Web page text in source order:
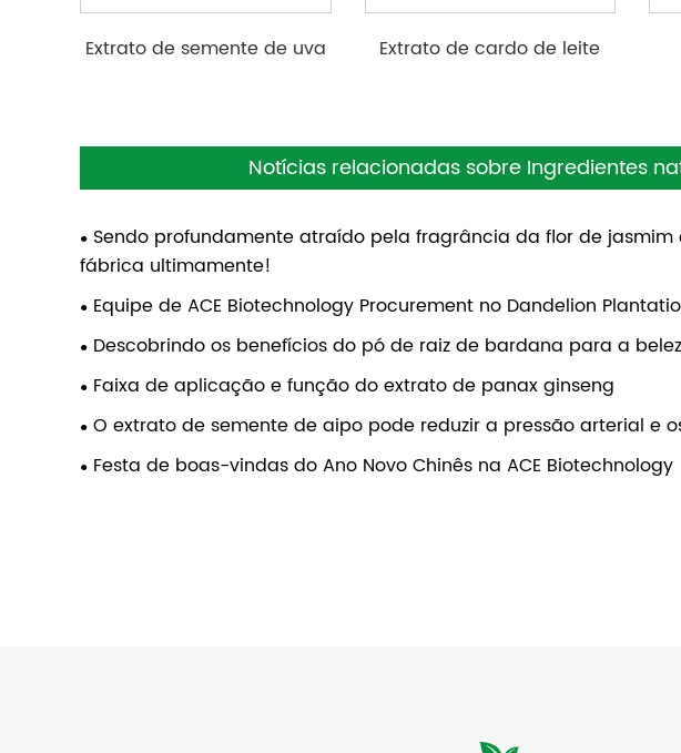
Extrato de semente de uva Extrato de cardo de leite
Notícias relacionadas sobre Ingredientes
Sendo profundamente atraído pela fragrância da flor de jasmim
fábrica ultimamente!
Equipe de ACE Biotechnology Procurement no Dandelion
Descobrindo os benefícios do pó de raiz de bardana para a
Faixa de aplicação e função do extrato de panax ginseng
O extrato de semente de aipo pode reduzir a pressão arterial e
Festa de boas-vindas do Ano Novo Chinês na ACE Biotechnology